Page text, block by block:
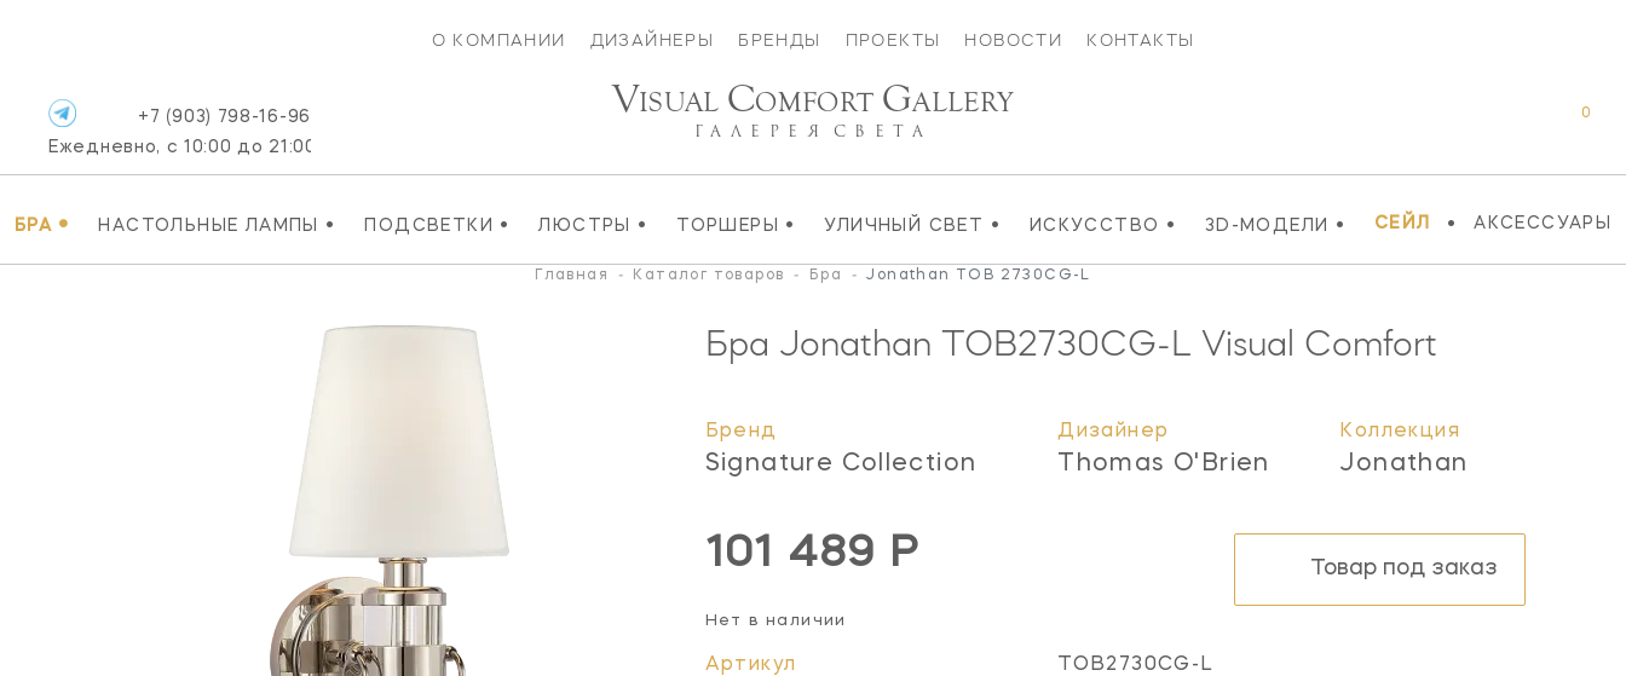
О КОМПАНИИ ДИЗАЙНЕРЫ БРЕНДЫ ПРОЕКТЫ НОВОСТИ КОНТАКТЫ
БРА • НАСТОЛЬНЫЕ ЛАМПЫ • ПОДСВЕТКИ • ЛЮСТРЫ • ТОРШЕРЫ • УЛИЧНЫЙ СВЕТ • ИСКУССТВО • 3D-МОДЕЛИ • СЕЙЛ • АКСЕССУАРЫ
+7 (903) 798-16-96
Ежедневно, с 10:00 до 21:00
0
VISUAL COMFORT GALLERY
ГАЛЕРЕЯ СВЕТА
Главная - Каталог товаров - Бра - Jonathan TOB 2730CG-L
Бра Jonathan TOB2730CG-L Visual Comfort
Бренд
Signature Collection
Дизайнер
Thomas O'Brien
Коллекция
Jonathan
101 489 Р
Нет в наличии
Товар под заказ
Артикул TOB2730CG-L